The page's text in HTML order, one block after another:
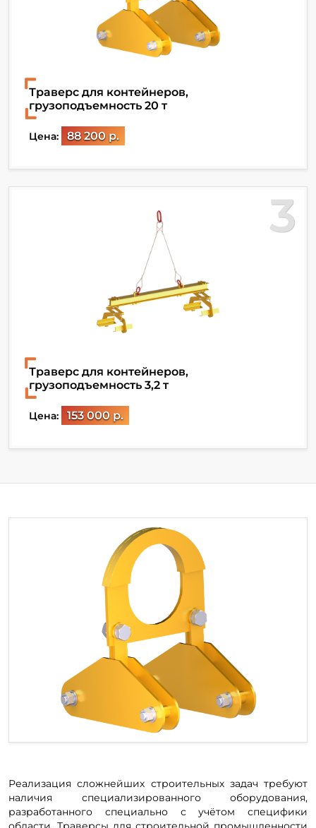
Траверс для контейнеров,
грузоподъемность 20 т
Цена: 88 200 р.
3
Траверс для контейнеров,
грузоподъемность 3,2 т
Цена: 153 000 р.
Реализация сложнейших строительных задач требуют
наличия специализированного оборудования,
разработанного специально с учётом специфики